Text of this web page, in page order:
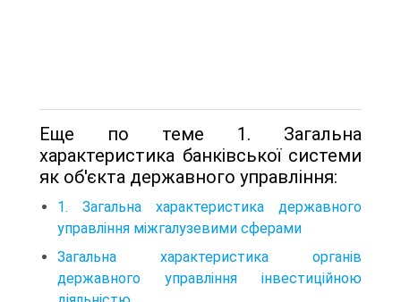
Еще по теме 1. Загальна
характеристика банківської системи
як об'єкта державного управління:
1. Загальна характеристика державного
управління міжгалузевими сферами
Загальна характеристика органів
державного управління інвестиційною